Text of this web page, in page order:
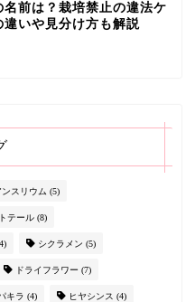
名前は？栽培禁止の違法ケ
違いや見分け方も解説
ンスリウム (5)
テール (8)
シクラメン (5)
ドライフラワー (7)
キラ (4) ヒヤシンス (4)